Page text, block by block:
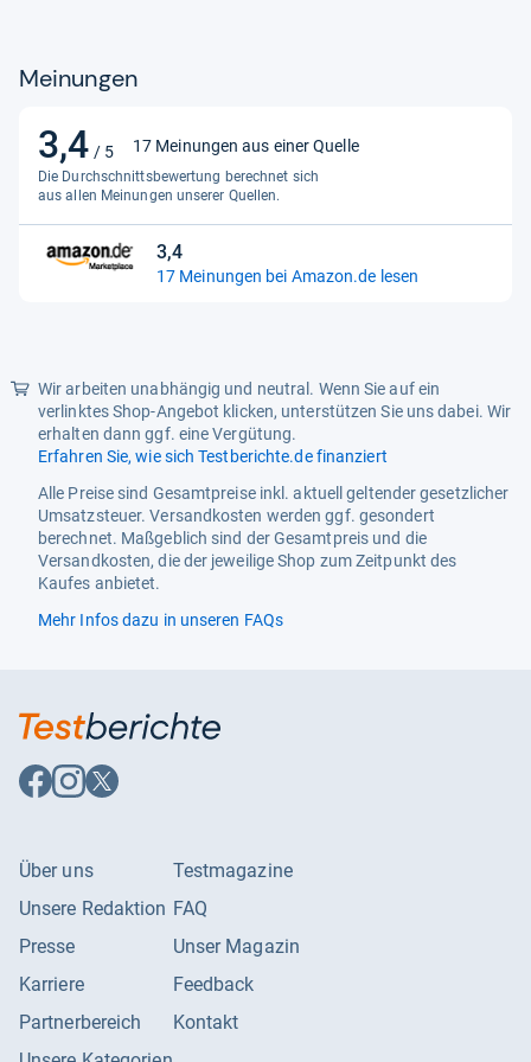
Leistungsmerkmale
Gefrierklasse 4 Sterne
Gefrierteilabtauverfahren automatisch
Gefriervermögen 24h 3.2 kg
Lagerzeit Störung 10.0 h
Gewicht
Gesamtgewicht 62.8 kg
Funktionalitäten
Funktionen
Abtauautomatik, NoFrost,
Energiemerkmale
Energieeffizienzklasse
Energiekosten / Jahr
Meinungen
3,4 / 5
3,4
von
5
Sternen
17 Meinungen aus einer Quelle
Die Durchschnittsbewertung berechnet sich
aus allen Meinungen unserer Quellen.
3,4
3,4
von
17 Meinungen bei Amazon.de lesen
Wir arbeiten unabhängig und neutral. Wenn Sie auf ein
verlinktes Shop-Angebot klicken, unterstützen Sie uns dabei. Wir
erhalten dann ggf. eine Vergütung.
Erfahren Sie, wie sich Testberichte.de finanziert
Alle Preise sind Gesamtpreise inkl. aktuell geltender gesetzlicher
Umsatzsteuer. Versandkosten werden ggf. gesondert
berechnet. Maßgeblich sind der Gesamtpreis und die
Versandkosten, die der jeweilige Shop zum Zeitpunkt des
Kaufes anbietet.
Mehr Infos dazu in unseren FAQs
Auf
Facebook
Auf
Instagram
Auf
X
Über uns
Unsere Redaktion
Presse
Karriere
Partnerbereich
Testmagazine
FAQ
Unser Magazin
Feedback
Kontakt